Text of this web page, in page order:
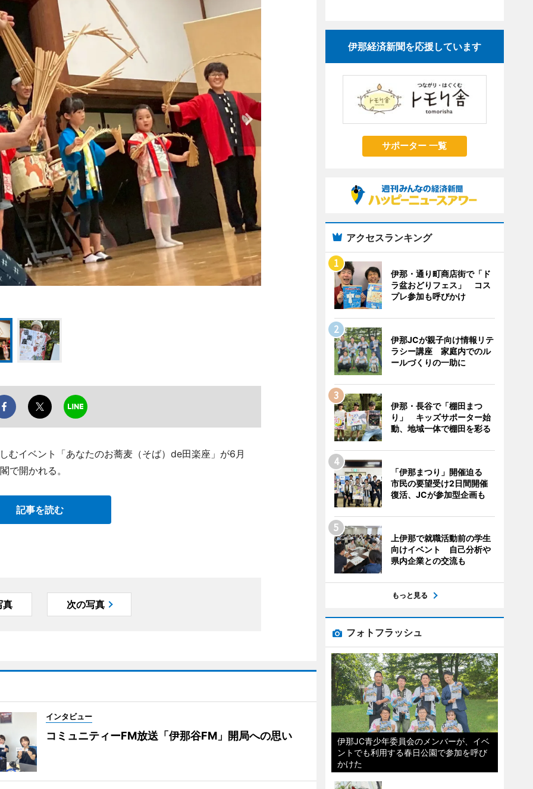
むイベント「あなたのお蕎麦（そば）de田楽座」が6月
で開かれる。
記事を読む
真 次の写真
インタビュー
コミュニティーFM放送「伊那谷FM」開局への思い
伊那経済新聞を応援しています
サポーター 一覧
アクセスランキング
伊那・通り町商店街で「ド
ラ盆おどりフェス」 コス
プレ参加も呼びかけ
伊那JCが親子向け情報リテ
ラシー講座 家庭内でのル
ールづくりの一助に
伊那・長谷で「棚田まつ
り」 キッズサポーター始
動、地域一体で棚田を彩る
「伊那まつり」開催迫る
市民の要望受け2日間開催
復活、JCが参加型企画も
上伊那で就職活動前の学生
向けイベント 自己分析や
県内企業との交流も
もっと見る
フォトフラッシュ
伊那JC青少年委員会のメンバーが、イベ
ントでも利用する春日公園で参加を呼び
かけた